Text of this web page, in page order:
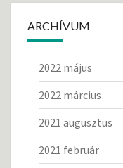
ARCHÍVUM
2022 május
2022 március
2021 augusztus
2021 február